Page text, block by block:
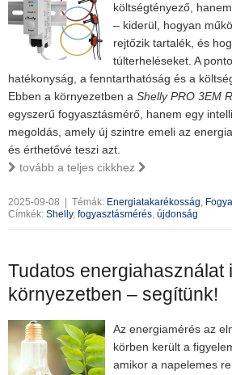
költségtényező,
– kiderül, hogyan
rejtőzik tartalék, és
túlterheléseket. A
hatékonyság, a fenntarthatóság és a
Ebben a környezetben a Shelly PRO 3EM
egyszerű fogyasztásmérő, hanem egy
megoldás, amely új szintre emeli az
és érthetővé teszi azt.
tovább a teljes cikkhez
2025-09-08 Témák: Energiatakarékosság,
Címkék: Shelly, fogyasztásmérés, újdonság
Tudatos energiahasználat
környezetben – segítünk!
Az energiamérés az
körben került a
amikor a napelemes